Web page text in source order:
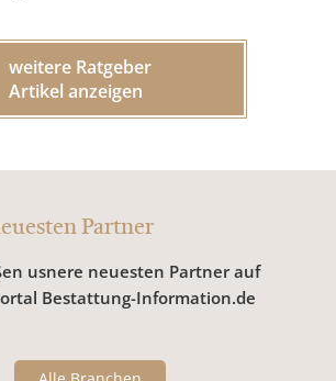
weitere Ratgeber
Artikel anzeigen
Partner
usnere neuesten Partner auf
Bestattung-Information.de